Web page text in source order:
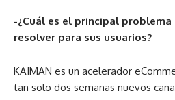
-¿Cuál es el principal problema
resolver para sus usuarios?
KAIMAN es un acelerador
tan solo dos semanas nuevos